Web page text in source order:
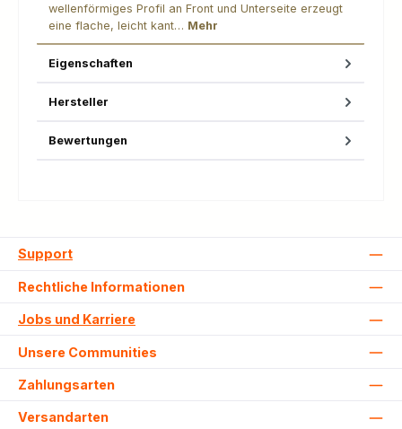
wellenförmiges Profil an Front und Unterseite erzeugt
eine flache, leicht kant… Mehr
Eigenschaften
Hersteller
Bewertungen
Support
Rechtliche Informationen
Jobs und Karriere
Unsere Communities
Zahlungsarten
Versandarten